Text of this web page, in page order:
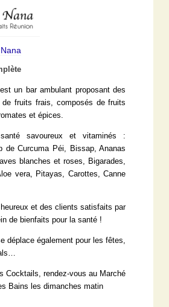
un bar ambulant proposant des
fruits frais, composés de fruits
et épices.
savoureux et vitaminés :
de Curcuma Péi, Bissap, Ananas
blanches et roses, Bigarades,
vera, Pitayas, Carottes, Canne
et des clients satisfaits par
de bienfaits pour la santé !
déplace également pour les fêtes,
Cocktails, rendez-vous au Marché
Bains les dimanches matin